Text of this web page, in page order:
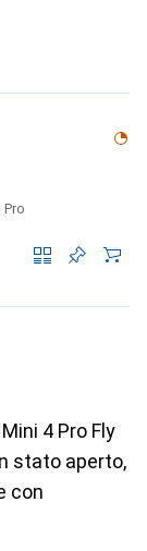
4 Pro Fly
stato aperto,
con